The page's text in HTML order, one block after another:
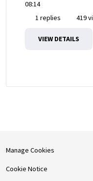
08:14
1 replies
419
VIEW DETAILS
Manage Cookies
Cookie Notice